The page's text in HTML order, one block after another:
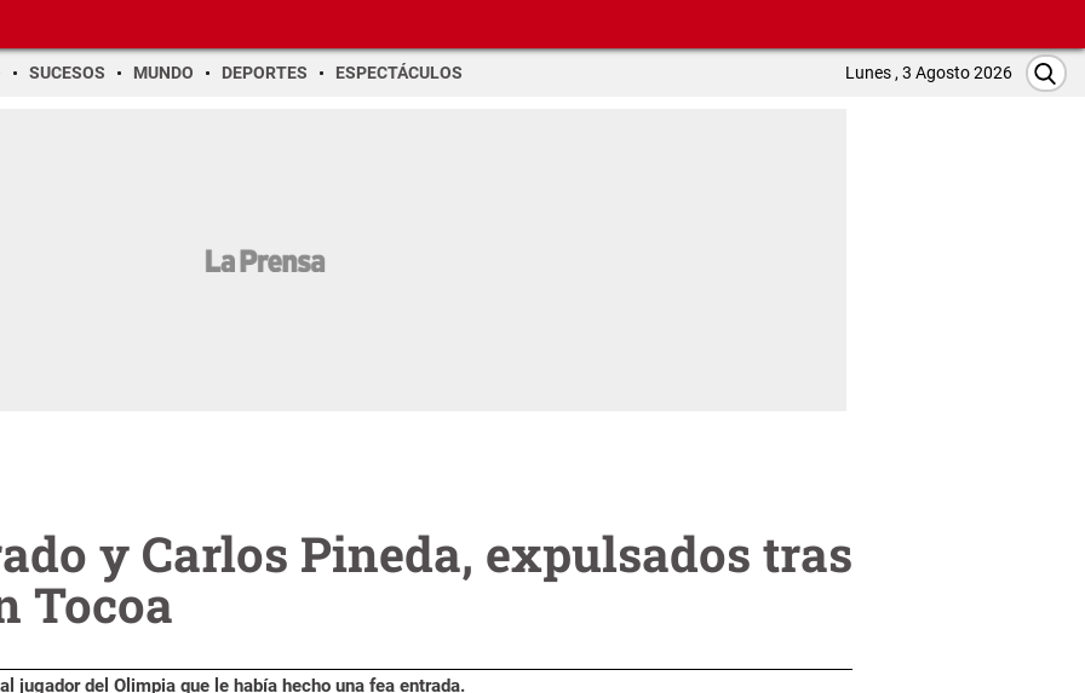
SUCESOS MUNDO DEPORTES ESPECTÁCULOS Lunes , 3 Agosto 2026
y Carlos Pineda, expulsados tras
Tocoa
jugador del Olimpia que le había hecho una fea entrada.